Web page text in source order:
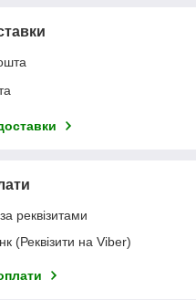
реквізитами
(Реквізити на Viber)